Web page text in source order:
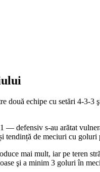
echipe cu setări 4-3-3
— defensiv s-au arătat
de meciuri cu goluri
mai mult, iar pe teren
şi a minim 3 goluri în